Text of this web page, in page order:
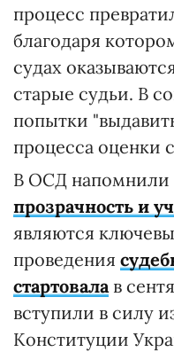
процесс
благодаря
судах
старые судьи. В
попытки
процесса оценки
В ОСД напомнили
прозрачность и
являются
проведения
стартовалав
вступили в силу
Конституции